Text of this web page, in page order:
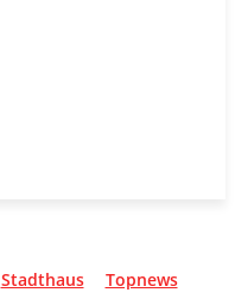
Stadthaus Topnews